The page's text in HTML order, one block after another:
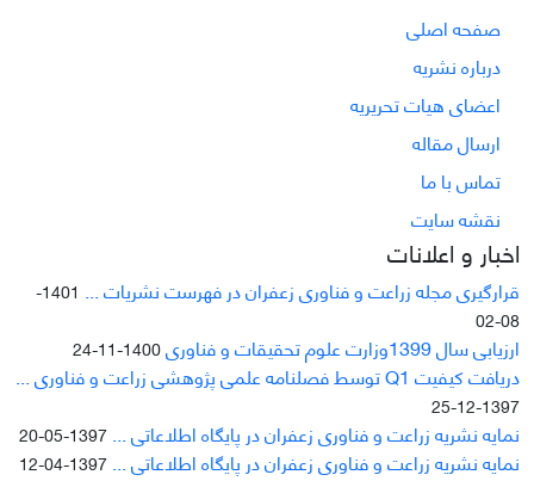
صفحه اصلی
درباره نشریه
اعضای هیات تحریریه
ارسال مقاله
تماس با ما
نقشه سایت
اخبار و اعلانات
قرارگیری مجله زراعت و فناوری زعفران در فهرست نشریات ...
1401-
08-02
ارزیابی سال 1399وزارت علوم تحقیقات و فناوری 1400-11-24
دریافت کیفیت Q1 توسط فصلنامه علمی پژوهشی زراعت و فناوری ...
1397-12-25
نمایه نشریه زراعت و فناوری زعفران در پایگاه اطلاعاتی ... 1397-05-20
نمایه نشریه زراعت و فناوری زعفران در پایگاه اطلاعاتی ... 1397-04-12